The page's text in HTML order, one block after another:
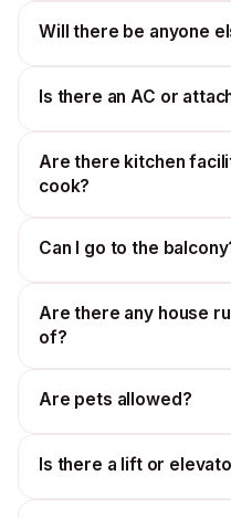
Will there be anyone
Is there an AC or
Are there kitchen
cook?
Can I go to the
Are there any house
of?
Are pets allowed?
Is there a lift or